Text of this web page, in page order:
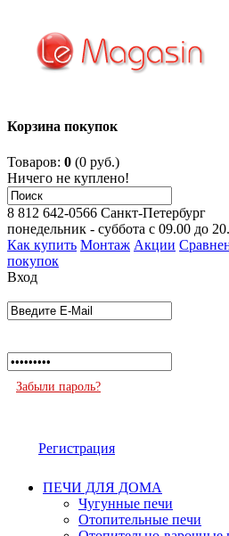
Корзина покупок
Товаров: 0 (0 руб.)
Ничего не куплено!
8 812 642-0566 Санкт-Петербург
понедельник - суббота с 09.00 до
Как купить Монтаж Акции
покупок
Вход
Забыли пароль?
Регистрация
ПЕЧИ ДЛЯ ДОМА
Чугунные печи
Отопительные печи